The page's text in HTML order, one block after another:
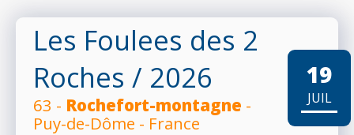
INSCRIPTIONS
Les Foulees des 2
Roches / 2026
63 - Rochefort-montagne -
Puy-de-Dôme - France
19
JUIL